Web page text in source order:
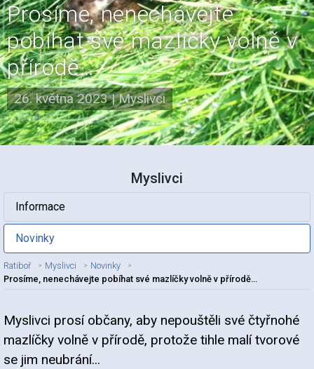
Prosíme, nenechávejte
pobíhat své mazlíčky volně v
přírodě…
26. května 2023|Myslivci
Myslivci
Informace
Novinky
Ratiboř Myslivci
Novinky
Prosíme, nenechávejte pobíhat své mazlíčky volně v přírodě…
Nadpis článku
Myslivci prosí občany, aby nepouštěli své čtyřnohé
mazlíčky volně v přírodě, protože tihle malí tvorové
se jim neubrání...